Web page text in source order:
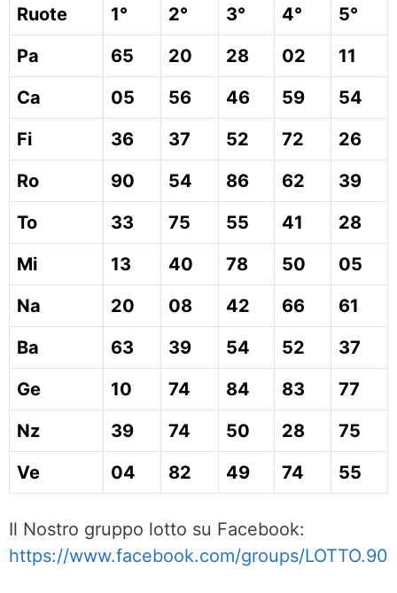
Ruote
1° 2° 3° 4°
5°
Pa
65 20 28 02
11
Ca
05 56 46 59
54
Fi
36 37 52 72
26
Ro
90 54 86 62
39
To
33 75 55 41
28
Mi
13 40 78 50
05
Na
20 08 42 66
61
Ba
63 39 54 52
37
Ge
10 74 84 83
77
Nz
39 74 50 28
75
Ve
04 82 49 74 55
Il Nostro gruppo lotto su Facebook:
https://www.facebook.com/groups/LOTTO.90